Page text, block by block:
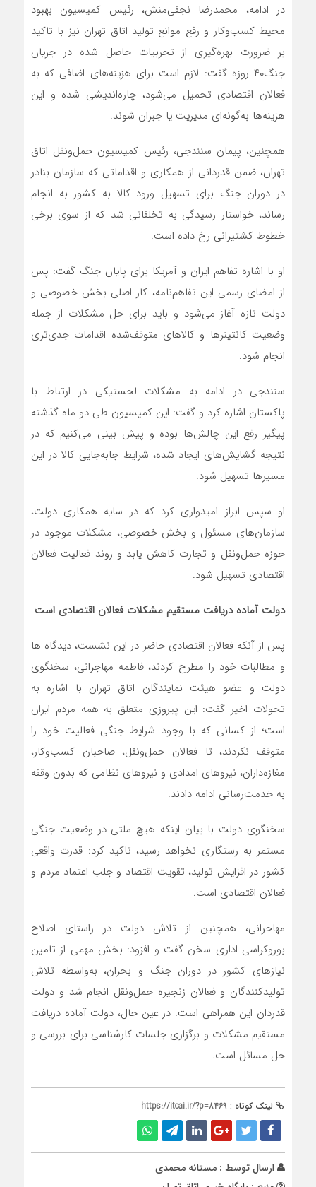
در ادامه، محمدرضا نجفی‌منش، رئیس کمیسیون بهبود
محیط کسب‌وکار و رفع موانع تولید اتاق تهران نیز با تاکید
بر ضرورت بهره‌گیری از تجربیات حاصل شده در جریان
جنگ۴۰ روزه گفت: لازم است برای هزینه‌های اضافی که به
فعالان اقتصادی تحمیل می‌شود، چاره‌اندیشی شده و این
هزینه‌ها به‌گونه‌ای مدیریت یا جبران شوند.
همچنین، پیمان سنندجی، رئیس کمیسیون حمل‌ونقل اتاق
تهران، ضمن قدردانی از همکاری و اقداماتی که سازمان بنادر
در دوران جنگ برای تسهیل ورود کالا به کشور به انجام
رساند، خواستار رسیدگی به تخلفاتی شد که از سوی برخی
خطوط کشتیرانی رخ داده است.
او با اشاره تفاهم ایران و آمریکا برای پایان جنگ گفت: پس
از امضای رسمی این تفاهم‌نامه،‌ کار اصلی بخش خصوصی و
دولت تازه آغاز می‌شود و باید برای حل مشکلات از جمله
وضعیت کانتینرها و کالاهای متوقف‌شده اقدامات جدی‌تری
انجام شود.
سنندجی در ادامه به مشکلات لجستیکی در ارتباط با
پاکستان اشاره کرد و گفت: این کمیسیون طی دو ماه گذشته
پیگیر رفع این چالش‌ها بوده و پیش بینی می‌کنیم که در
نتیجه گشایش‌های ایجاد شده، شرایط جابه‌جایی کالا در این
مسیرها تسهیل شود.
او سپس ابراز امیدواری کرد که در سایه همکاری دولت،
سازمان‌های مسئول و بخش خصوصی، مشکلات موجود در
حوزه حمل‌ونقل و تجارت کاهش یابد و روند فعالیت فعالان
اقتصادی تسهیل شود.
دولت آماده دریافت مستقیم مشکلات فعالان اقتصادی است
پس از آنکه فعالان اقتصادی حاضر در این نشست، دیدگاه ها
و مطالبات خود را مطرح کردند، فاطمه مهاجرانی، سخنگوی
دولت و عضو هیئت نمایندگان اتاق تهران با اشاره به
تحولات اخیر گفت: این پیروزی متعلق به همه مردم ایران
است؛ از کسانی که با وجود شرایط جنگی فعالیت خود را
متوقف نکردند، تا فعالان حمل‌ونقل، صاحبان کسب‌وکار،
مغازه‌داران، نیروهای امدادی و نیروهای نظامی که بدون وقفه
به خدمت‌رسانی ادامه دادند.
سخنگوی دولت با بیان اینکه هیچ ملتی در وضعیت جنگی
مستمر به رستگاری نخواهد رسید، تاکید کرد: قدرت واقعی
کشور در افزایش تولید، تقویت اقتصاد و جلب اعتماد مردم و
فعالان اقتصادی است.
مهاجرانی، همچنین از تلاش دولت در راستای اصلاح
بوروکراسی اداری سخن گفت و افزود: بخش مهمی از تامین
نیازهای کشور در دوران جنگ و بحران، به‌واسطه تلاش
تولیدکنندگان و فعالان زنجیره حمل‌ونقل انجام شد و دولت
قدردان این همراهی است. در عین حال، دولت آماده دریافت
مستقیم مشکلات و برگزاری جلسات کارشناسی برای بررسی و
حل مسائل است.
لینک کوتاه : https://itcai.ir/?p=8469
ارسال توسط : مستانه محمدی